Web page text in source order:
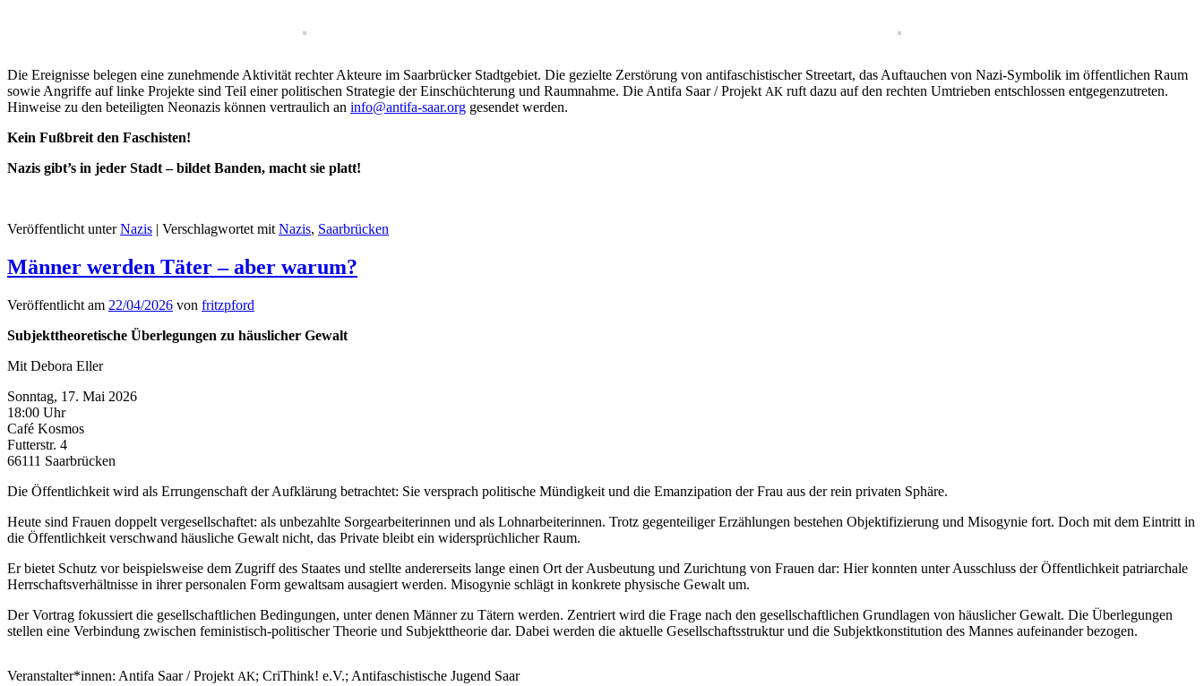
Die Ereignisse bele­gen eine zunehmende Aktiv­ität rechter Akteure im Saar­brück­er Stadt­ge­bi­et. Die gezielte Zer­störung von antifaschis­tis­ch­er Stree­tart, das Auf­tauchen von Nazi-Sym­bo­l­ik im öffentlichen Raum
sowie Angriffe auf linke Pro­jek­te sind Teil ein­er poli­tis­chen Strate­gie der Ein­schüchterung und Raum­nahme. Die Antifa Saar / Pro­jekt AK ruft dazu auf den recht­en Umtrieben entschlossen ent­ge­gen­zutreten.
Hin­weise zu den beteiligten Neon­azis kön­nen ver­traulich an info@antifa-saar.org gesendet werden.
Kein Fußbre­it den Faschisten!
Nazis gibt’s in jed­er Stadt – bildet Ban­den, macht sie platt!
Veröffentlicht unter Nazis | Verschlagwortet mit Nazis, Saarbrücken
Männer werden Täter – aber warum?
Veröffentlicht am 22/04/2026 von fritzpford
Sub­jek­t­the­o­retis­che Über­legun­gen zu häus­lich­er Gewalt
Mit Deb­o­ra Eller
Son­ntag, 17. Mai 2026
18:00 Uhr
Café Kos­mos
Fut­ter­str. 4
66111 Saar­brück­en
Die Öffentlichkeit wird als Errun­gen­schaft der Aufk­lärung betra­chtet: Sie ver­sprach poli­tis­che Mündigkeit und die Emanzi­pa­tion der Frau aus der rein pri­vat­en Sphäre.
Heute sind Frauen dop­pelt verge­sellschaftet: als unbezahlte Sorgear­bei­t­erin­nen und als Lohnar­bei­t­erin­nen. Trotz gegen­teiliger Erzäh­lun­gen beste­hen Objek­ti­fizierung und Misog­y­nie fort. Doch mit dem Ein­tritt in
die Öffentlichkeit ver­schwand häus­liche Gewalt nicht, das Pri­vate bleibt ein wider­sprüch­lich­er Raum.
Er bietet Schutz vor beispiel­sweise dem Zugriff des Staates und stellte ander­er­seits lange einen Ort der Aus­beu­tung und Zurich­tung von Frauen dar: Hier kon­nten unter Auss­chluss der Öffentlichkeit patri­ar­chale
Herrschaftsver­hält­nisse in ihrer per­son­alen Form gewalt­sam ausagiert wer­den. Misog­y­nie schlägt in konkrete physis­che Gewalt um.
Der Vor­trag fokussiert die gesellschaftlichen Bedin­gun­gen, unter denen Män­ner zu Tätern wer­den. Zen­tri­ert wird die Frage nach den gesellschaftlichen Grund­la­gen von häus­lich­er Gewalt. Die Über­legun­gen
stellen eine Verbindung zwis­chen fem­i­nis­tisch-poli­tis­ch­er The­o­rie und Sub­jek­t­the­o­rie dar. Dabei wer­den die aktuelle Gesellschaftsstruk­tur und die Sub­jek­tkon­sti­tu­tion des Mannes aufeinan­der bezogen.
Veranstalter*innen: Antifa Saar / Pro­jekt AK; Cri­Think! e.V.; Antifaschis­tis­che Jugend Saar